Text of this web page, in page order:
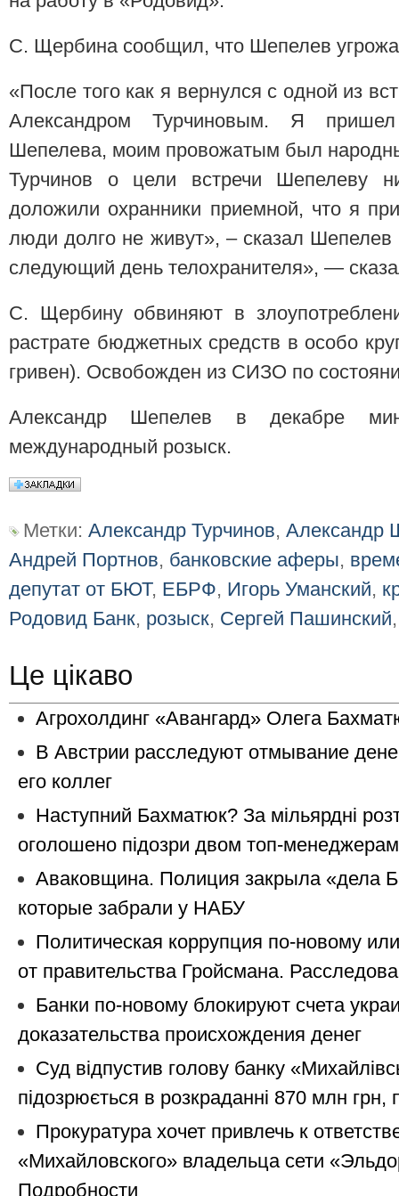
С. Щербина сообщил, что Шепелев
«После того как я вернулся с одной из
Александром Турчиновым. Я
Шепелева, моим провожатым был
Турчинов о цели встречи Шепелеву
доложили охранники приемной, что я
люди долго не живут», – сказал
следующий день телохранителя», —
С. Щербину обвиняют в
растрате бюджетных средств в особо
гривен). Освобожден из СИЗО по
Александр Шепелев в декабре
международный розыск.
Метки: Александр Турчинов, Александр
Андрей Портнов, банковские аферы,
депутат от БЮТ, ЕБРФ, Игорь Уманский,
Родовид Банк, розыск, Сергей Пашинский
Це цікаво
Агрохолдинг «Авангард» Олега
В Австрии расследуют отмывание
его коллег
Наступний Бахматюк? За мільярдні
оголошено підозри двом топ-менеджерам
Аваковщина. Полиция закрыла «дела
которые забрали у НАБУ
Политическая коррупция по-новому
от правительства Гройсмана.
Банки по-новому блокируют счета
доказательства происхождения денег
Суд відпустив голову банку
підозрюється в розкраданні 870 млн
Прокуратура хочет привлечь к
«Михайловского» владельца сети
Подробности